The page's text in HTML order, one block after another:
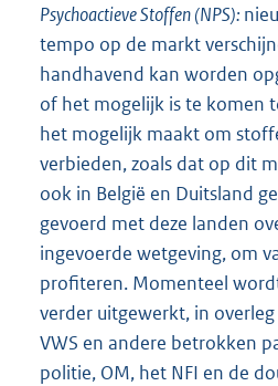
Psychoactieve Stoffen (NPS):
tempo op de markt
handhavend kan worden
of het mogelijk is te komen
het mogelijk maakt om
verbieden, zoals dat op dit
ook in België en Duitsland
gevoerd met deze landen
ingevoerde wetgeving, om
profiteren. Momenteel
verder uitgewerkt, in
VWS en andere betrokken
politie, OM, het NFI en de